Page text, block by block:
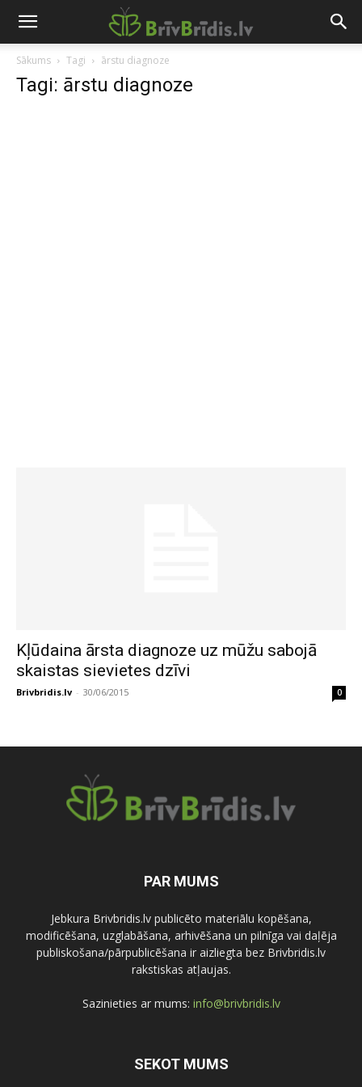
Sākums Tagi ārstu diagnoze
Tagi: ārstu diagnoze
Kļūdaina ārsta diagnoze uz mūžu sabojā
skaistas sievietes dzīvi
Brivbridis.lv - 30/06/2015 0
PAR MUMS
Jebkura Brivbridis.lv publicēto materiālu kopēšana,
modificēšana, uzglabāšana, arhivēšana un pilnīga vai daļēja
publiskošana/pārpublicēšana ir aizliegta bez Brivbridis.lv
rakstiskas atļaujas.
Sazinieties ar mums: info@brivbridis.lv
SEKOT MUMS